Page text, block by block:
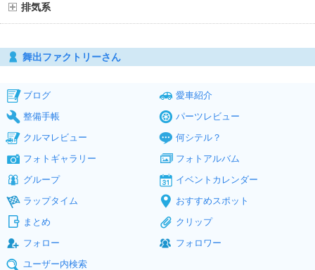
排気系
舞出ファクトリーさん
ブログ
愛車紹介
整備手帳
パーツレビュー
クルマレビュー
何シテル？
フォトギャラリー
フォトアルバム
グループ
イベントカレンダー
ラップタイム
おすすめスポット
まとめ
クリップ
フォロー
フォロワー
ユーザー内検索